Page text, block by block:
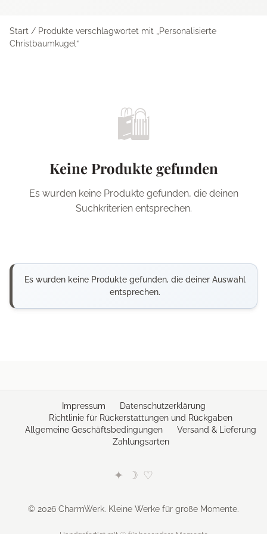
Start / Produkte verschlagwortet mit „Personalisierte
Christbaumkugel“
🛍️
Keine Produkte gefunden
Es wurden keine Produkte gefunden, die deinen
Suchkriterien entsprechen.
Es wurden keine Produkte gefunden, die deiner Auswahl
entsprechen.
Impressum
Datenschutzerklärung
Richtlinie für Rückerstattungen und Rückgaben
Allgemeine Geschäftsbedingungen
Versand & Lieferung
Zahlungsarten
✦ ☽ ♡
© 2026 CharmWerk. Kleine Werke für große Momente.